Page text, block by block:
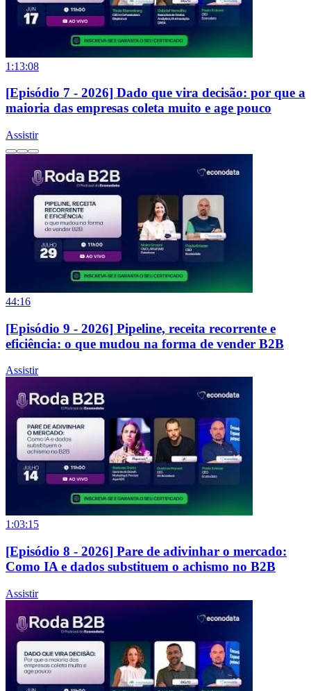
1:13:08
[Episódio 7 - 2026] Dado que vira decisão: por que a
maioria das empresas coleta muito e age pouco
Assistir
44:16
[Episódio 9 - 2026] Pipeline, receita recorrente e
eficiência: o que mudou na forma de vender B2B
Assistir
1:03:15
[Episódio 8 - 2026] Pare de adivinhar o mercado:
Como IA e dados substituem o achismo no B2B
Assistir